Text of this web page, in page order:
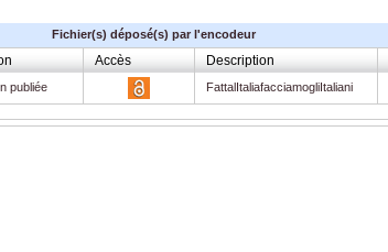
Fichier(s) déposé(s) par l'encodeur
Accès Description
publiée FattalItaliafacciamogliItaliani